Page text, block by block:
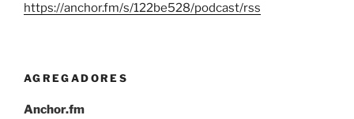
https://anchor.fm/s/122be528/podcast/rss
AGREGADORES
Anchor.fm